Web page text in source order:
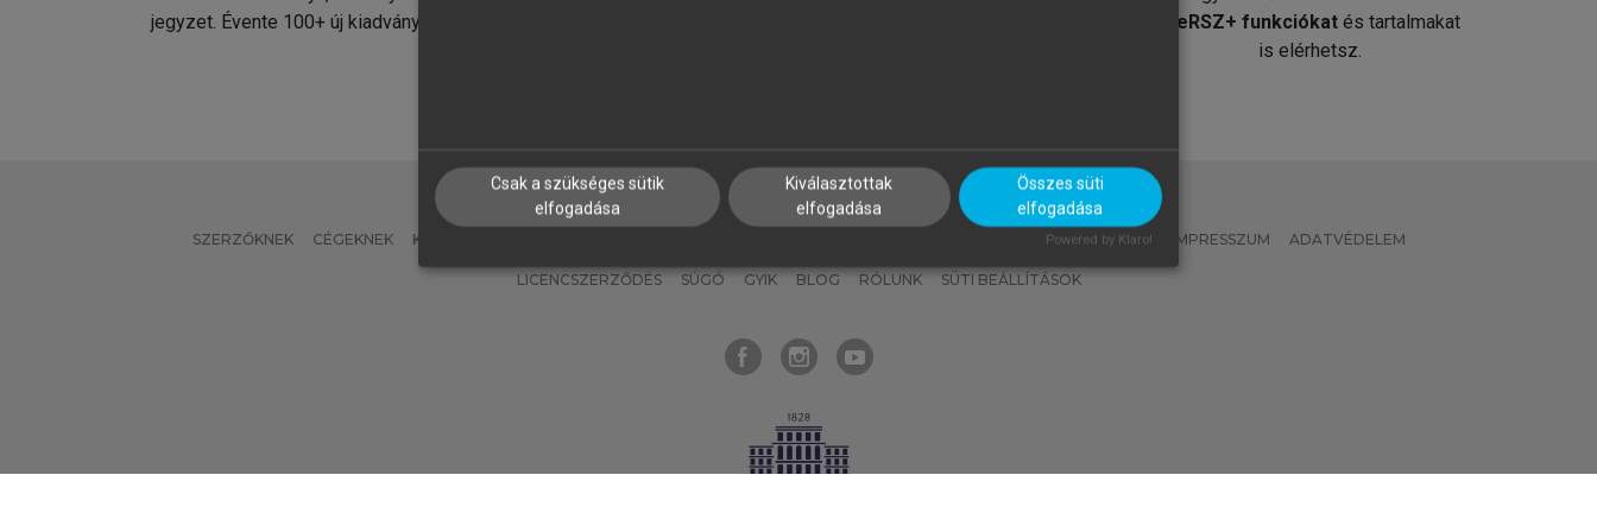
jegyzet. Évente 100+ új kiadvány.
MeRSZ+ funkciókat és tartalmakat
is elérhetsz.
SZERZŐKNEK CÉGEKNEK KÖNYVTÁROSOKNAK MI – ÁLTALÁNOS IRÁNYELVEK IMPRESSZUM ADATVÉDELEM
LICENCSZERZŐDÉS SÚGÓ GYIK BLOG RÓLUNK SÜTI BEÁLLÍTÁSOK
Csak a szükséges sütik
elfogadása
Kiválasztottak
elfogadása
Összes süti
elfogadása
Powered by Klaro!